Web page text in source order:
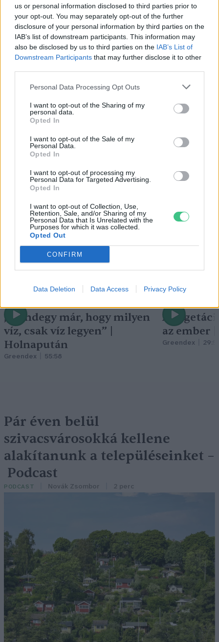
us or personal information disclosed to third parties prior to
your opt-out. You may separately opt-out of the further
disclosure of your personal information by third parties on the
IAB’s list of downstream participants. This information may
also be disclosed by us to third parties on the IAB’s List of
Downstream Participants that may further disclose it to other
Personal Data Processing Opt Outs
I want to opt-out of the Sharing of my
personal data.
Opted In
I want to opt-out of the Sale of my
Personal Data.
Opted In
I want to opt-out of processing my
Personal Data for Targeted Advertising.
Opted In
I want to opt-out of Collection, Use,
Retention, Sale, and/or Sharing of my
Personal Data that Is Unrelated with the
Purposes for which it was collected.
Opted Out
CONFIRM
Data Deletion Data Access Privacy Policy
Negatív vízállások, vízkorlátozások:
miképp takarékoskodhatsz a vízzel?
ÉLŐ BOLYGÓNK 5 perc
természetes módon?
OTTHONUNK 5 perc
Holnapután
„Mindegy már, hogy milyen
víz, csak víz legyen” |
Holnapután
Greendex 55:58
A
az ember
Greendex
Pár éven belül
szivacsvárosokká kellene
alakítanunk a településeinket –
Podcast
PODCAST Novák Zsombor 2 perc